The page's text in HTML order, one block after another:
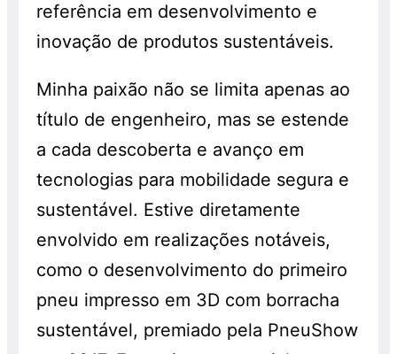
referência em desenvolvimento e
inovação de produtos sustentáveis.
Minha paixão não se limita apenas ao
título de engenheiro, mas se estende
a cada descoberta e avanço em
tecnologias para mobilidade segura e
sustentável. Estive diretamente
envolvido em realizações notáveis,
como o desenvolvimento do primeiro
pneu impresso em 3D com borracha
sustentável, premiado pela PneuShow